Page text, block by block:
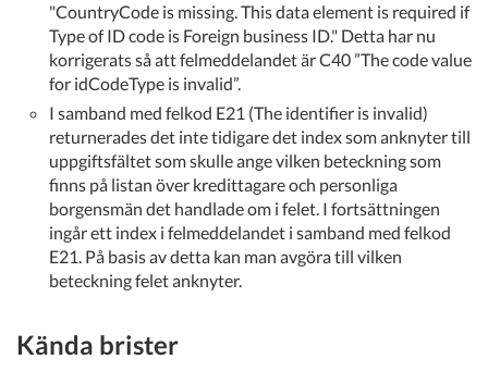
"CountryCode is missing. This data element is required if
Type of ID code is Foreign business ID." Detta har nu
korrigerats så att felmeddelandet är C40 ”The code value
for idCodeType is invalid”.
I samband med felkod E21 (The identifier is invalid)
returnerades det inte tidigare det index som anknyter till
uppgiftsfältet som skulle ange vilken beteckning som
finns på listan över kredittagare och personliga
borgensmän det handlade om i felet. I fortsättningen
ingår ett index i felmeddelandet i samband med felkod
E21. På basis av detta kan man avgöra till vilken
beteckning felet anknyter.
Kända brister